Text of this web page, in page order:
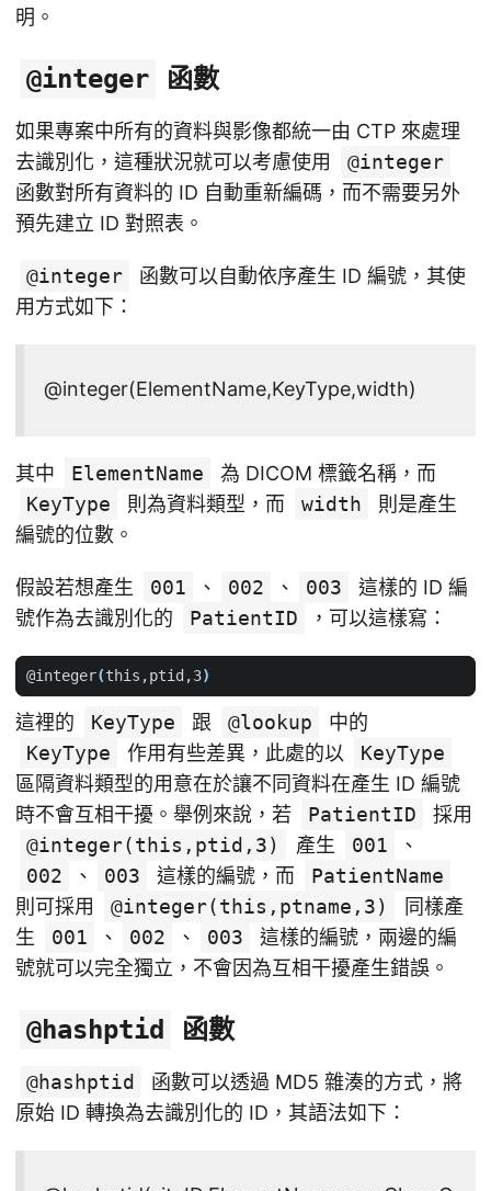
明。
@integer 函數
如果專案中所有的資料與影像都統一由 CTP 來處理
去識別化，這種狀況就可以考慮使用
@integer
函數對所有資料的 ID 自動重新編碼，而不需要另外
預先建立 ID 對照表。
@integer
函數可以自動依序產生 ID 編號，其使
用方式如下：
@integer(ElementName,KeyType,width)
其中 ElementName
為 DICOM 標籤名稱，而
KeyType
則為資料類型，而 width
則是產生
編號的位數。
假設若想產生 001 、 002 、 003
這樣的 ID 編
號作為去識別化的
PatientID ，可以這樣寫：
@integer(this,ptid,3)
這裡的 KeyType 跟 @lookup
中的
KeyType
作用有些差異，此處的以
KeyType
區隔資料類型的用意在於讓不同資料在產生 ID 編號
時不會互相干擾。舉例來說，若
PatientID
採用
@integer(this,ptid,3)
產生 001
、
002
、 003 這樣的編號，而
PatientName
則可採用
@integer(this,ptname,3)
同樣產
生
001 、 002 、 003
這樣的編號，兩邊的編
號就可以完全獨立，不會因為互相干擾產生錯誤。
@hashptid 函數
@hashptid
函數可以透過 MD5 雜湊的方式，將
原始 ID 轉換為去識別化的 ID，其語法如下：